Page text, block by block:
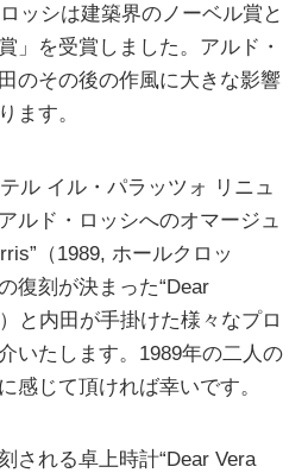
ッシは建築界のノーベル賞と
」を受賞しました。アルド・
のその後の作風に大きな影響
ます。
ル イル・パラッツォ リニュ
ルド・ロッシへのオマージュ
（1989, ホールクロッ
復刻が決まった“Dear
と内田が手掛けた様々なプロ
いたします。1989年の二人の
感じて頂ければ幸いです。
される卓上時計“Dear Vera